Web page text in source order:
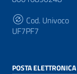
Cod. Univoco
UF7PF7
POSTA ELETTRONICA